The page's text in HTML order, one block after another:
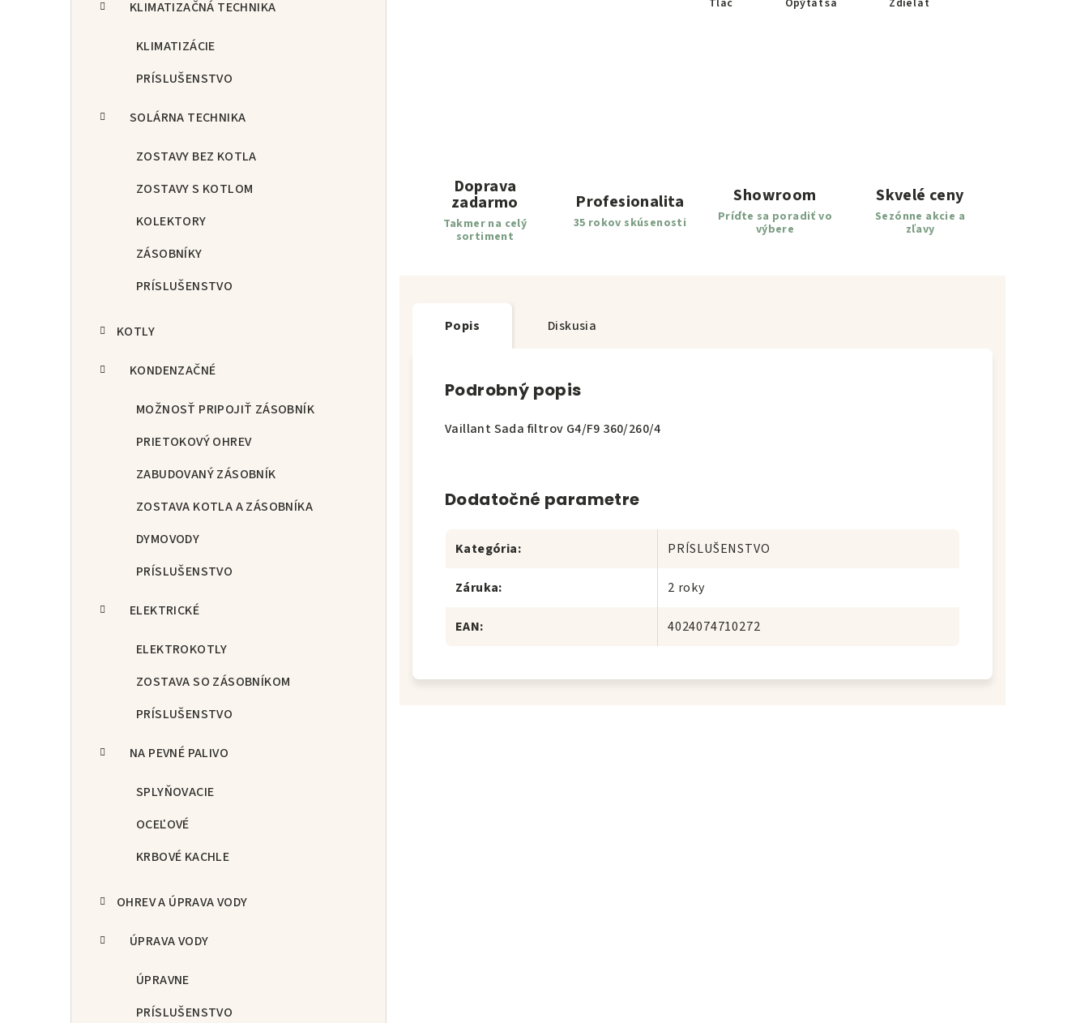
KLIMATIZAČNÁ TECHNIKA
KLIMATIZÁCIE
PRÍSLUŠENSTVO
SOLÁRNA TECHNIKA
ZOSTAVY BEZ KOTLA
ZOSTAVY S KOTLOM
KOLEKTORY
ZÁSOBNÍKY
PRÍSLUŠENSTVO
KOTLY
KONDENZAČNÉ
MOŽNOSŤ PRIPOJIŤ ZÁSOBNÍK
PRIETOKOVÝ OHREV
ZABUDOVANÝ ZÁSOBNÍK
ZOSTAVA KOTLA A ZÁSOBNÍKA
DYMOVODY
PRÍSLUŠENSTVO
ELEKTRICKÉ
ELEKTROKOTLY
ZOSTAVA SO ZÁSOBNÍKOM
PRÍSLUŠENSTVO
NA PEVNÉ PALIVO
SPLYŇOVACIE
OCEĽOVÉ
KRBOVÉ KACHLE
OHREV A ÚPRAVA VODY
ÚPRAVA VODY
ÚPRAVNE
PRÍSLUŠENSTVO
Tlač Opýtať sa Zdieľať
Doprava
zadarmo
Takmer na celý
sortiment
Profesionalita
35 rokov skúsenosti
Showroom
Príďte sa poradiť vo
výbere
Skvelé ceny
Sezónne akcie a
zľavy
Popis Diskusia
Podrobný popis
Vaillant Sada filtrov G4/F9 360/260/4
Dodatočné parametre
Kategória: PRÍSLUŠENSTVO
Záruka: 2 roky
EAN: 4024074710272